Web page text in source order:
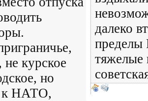
курское
но
к НАТО,
далеко
пределы
тяжелые